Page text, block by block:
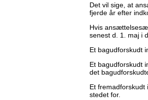
Det vil sige, at
fjerde år efter
Hvis
senest d. 1. maj i
Et bagudforskudt
Et bagudforskudt
det
Et
stedet for.